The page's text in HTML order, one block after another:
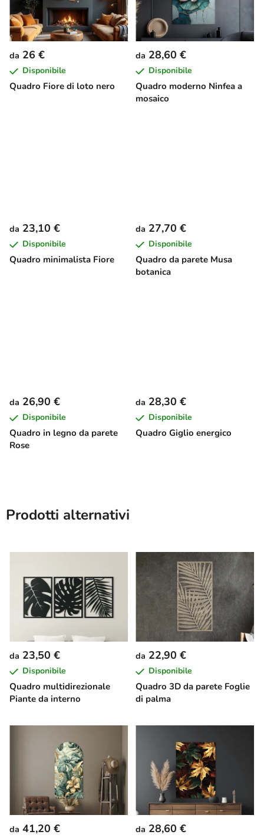
Quadro Fiore di loto nero
da 26 €
Disponibile
Quadro moderno Ninfea a
mosaico
da 28,60 €
Disponibile
Quadro minimalista Fiore
da 23,10 €
Disponibile
Quadro da parete Musa
botanica
da 27,70 €
Disponibile
Quadro in legno da parete
Rose
da 26,90 €
Disponibile
Quadro Giglio energico
da 28,30 €
Disponibile
Prodotti alternativi
Quadro multidirezionale
Piante da interno
da 23,50 €
Disponibile
Quadro 3D da parete Foglie
di palma
da 22,90 €
Disponibile
da 41,20 € da 28,60 €